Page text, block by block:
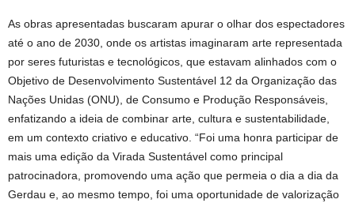
As obras apresentadas buscaram apurar o olhar dos espectadores
até o ano de 2030, onde os artistas imaginaram arte representada
por seres futuristas e tecnológicos, que estavam alinhados com o
Objetivo de Desenvolvimento Sustentável 12 da Organização das
Nações Unidas (ONU), de Consumo e Produção Responsáveis,
enfatizando a ideia de combinar arte, cultura e sustentabilidade,
em um contexto criativo e educativo. “Foi uma honra participar de
mais uma edição da Virada Sustentável como principal
patrocinadora, promovendo uma ação que permeia o dia a dia da
Gerdau e, ao mesmo tempo, foi uma oportunidade de valorização